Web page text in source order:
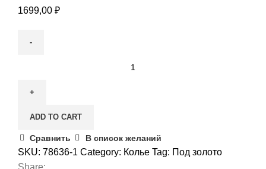
1699,00 ₽
под
quantity
ADD TO CART
Сравнить В список желаний
SKU: 78636-1 Category: Колье Tag: Под золото
Share: